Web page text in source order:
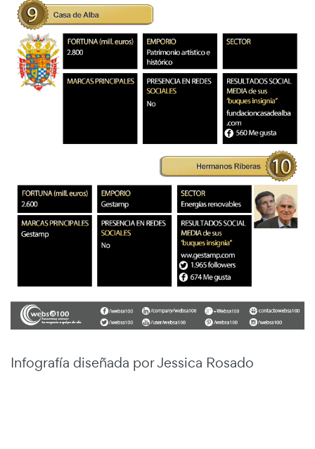
Infografía diseñada por Jessica Rosado